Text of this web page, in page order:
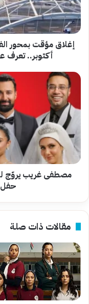
بسبب
أعمال
مونوريل
أكتوبر..
تعرف
التحويلات
المرورية
الجديدة
إغلاق مؤقت بمحور
أكتوبر.. تعرف
مصطفى
غريب
يروّج
لـ«الكلام
على
إيه»
بصورة
كوميدية
من
حفل
دنيا
مصطفى غريب يروّج
حفل
مقالات ذات صلة